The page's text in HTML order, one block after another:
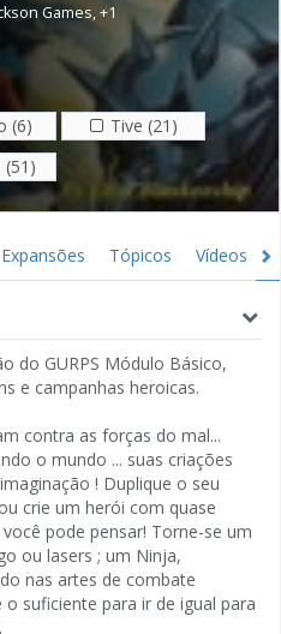
Games,+1
(6)
Tive (21)
(51)
Expansões Tópicos Vídeos
do GURPS Módulo Básico,
e campanhas heroicas.
contra as forças do mal...
o mundo ... suas criações
! Duplique o seu
crie um herói com quase
pode pensar! Torne-se um
ou lasers ; um Ninja,
nas artes de combate
suficiente para ir de igual para